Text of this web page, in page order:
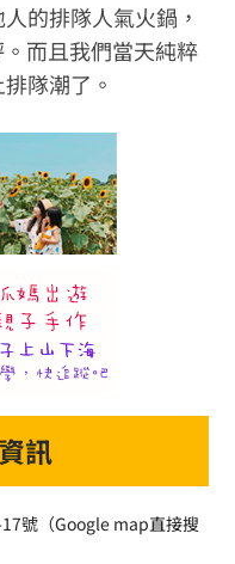
的排隊人氣火鍋，
而且我們當天純粹
隊潮了。
訊
號（Google map直接搜